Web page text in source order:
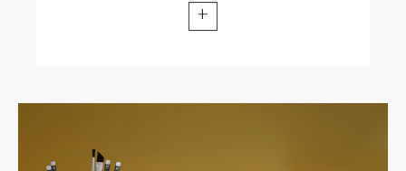
+
loi n° 78-17 du 6 janvier 1978).